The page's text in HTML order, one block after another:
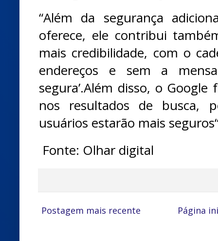
“Além da segurança
oferece, ele contribui
mais credibilidade, com o
endereços e sem a
segura’.Além disso, o Google
nos resultados de busca,
usuários estarão mais
Fonte: Olhar digital
Postagem mais recente Página